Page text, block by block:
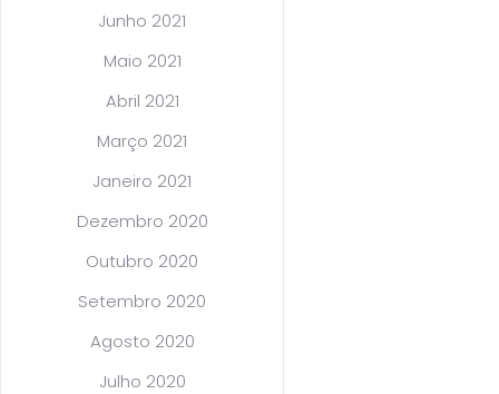
Junho 2021
Maio 2021
Abril 2021
Março 2021
Janeiro 2021
Dezembro 2020
Outubro 2020
Setembro 2020
Agosto 2020
Julho 2020